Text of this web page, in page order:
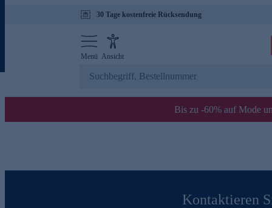
30 Tage kostenfreie Rücksendung
Menü Ansicht
Bis zu -60% auf Mode
Kontaktieren